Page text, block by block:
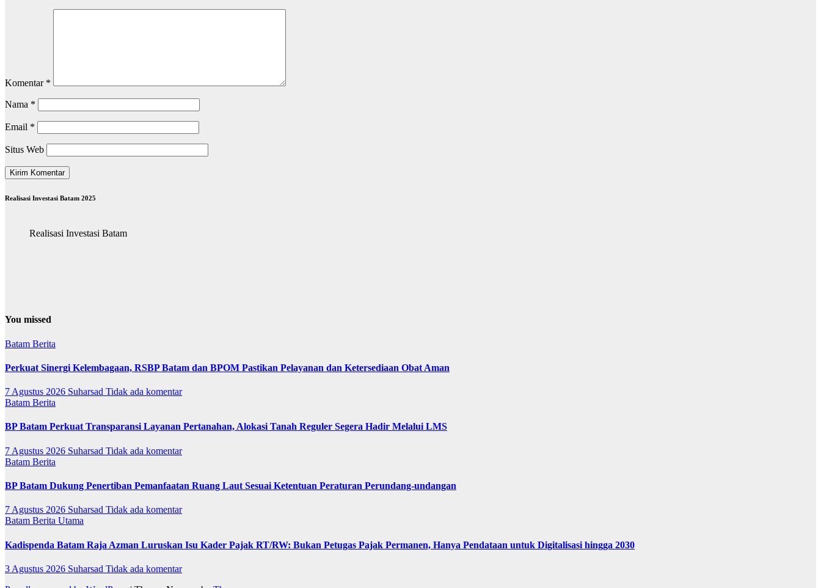
Komentar *
Nama *
Email *
Situs Web
Realisasi Investasi Batam 2025
Realisasi Investasi Batam
You missed
Batam Berita
Perkuat Sinergi Kelembagaan, RSBP Batam dan BPOM Pastikan Pelayanan dan Ketersediaan Obat Aman
7 Agustus 2026 Suharsad Tidak ada komentar
Batam Berita
BP Batam Perkuat Transparansi Layanan Pertanahan, Alokasi Tanah Reguler Segera Hadir Melalui LMS
7 Agustus 2026 Suharsad Tidak ada komentar
Batam Berita
BP Batam Dukung Penertiban Pemanfaatan Ruang Laut Sesuai Ketentuan Peraturan Perundang-undangan
7 Agustus 2026 Suharsad Tidak ada komentar
Batam Berita Utama
Kadispenda Batam Raja Azman Luruskan Isu Kader Pajak RT/RW: Bukan Petugas Pajak Permanen, Hanya Pendataan untuk Digitalisasi hingga 2030
3 Agustus 2026 Suharsad Tidak ada komentar